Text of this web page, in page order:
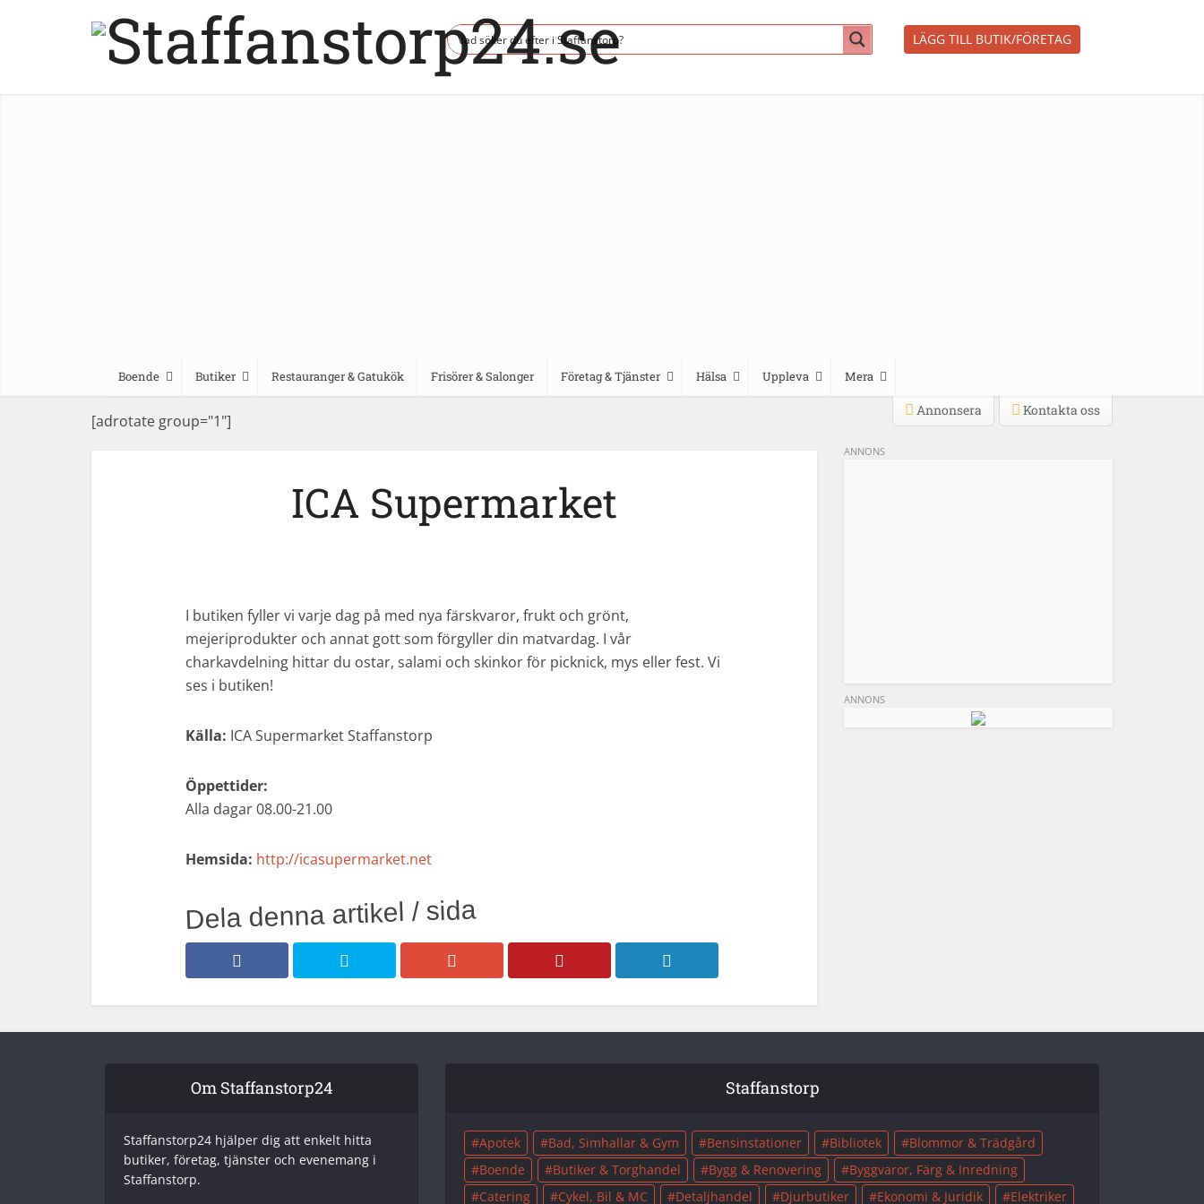
LÄGG TILL BUTIK/FÖRETAG
Boende Butiker Restauranger & Gatukök Frisörer & Salonger Företag & Tjänster Hälsa Uppleva Mera
[adrotate group="1"]
ICA Supermarket
I butiken fyller vi varje dag på med nya färskvaror, frukt och grönt,
mejeriprodukter och annat gott som förgyller din matvardag. I vår
charkavdelning hittar du ostar, salami och skinkor för picknick, mys eller fest. Vi
ses i butiken!
Källa: ICA Supermarket Staffanstorp
Öppettider:
Alla dagar 08.00-21.00
Hemsida: http://icasupermarket.net
Dela denna artikel / sida
Kontakta oss
Annonsera
ANNONS
ANNONS
Om Staffanstorp24
Staffanstorp24 hjälper dig att enkelt hitta
butiker, företag, tjänster och evenemang i
Staffanstorp.
Staffanstorp
Apotek Bad, Simhallar & Gym Bensinstationer Bibliotek
Blommor & Trädgård
Boende
Butiker & Torghandel Bygg & Renovering
Byggvaror, Färg & Inredning
Catering
Cykel, Bil & MC Detaljhandel Djurbutiker Ekonomi & Juridik Elektriker